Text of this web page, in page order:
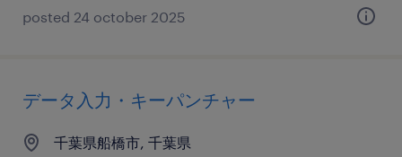
posted 24 october 2025
データ入力・キーパンチャー
千葉県船橋市, 千葉県